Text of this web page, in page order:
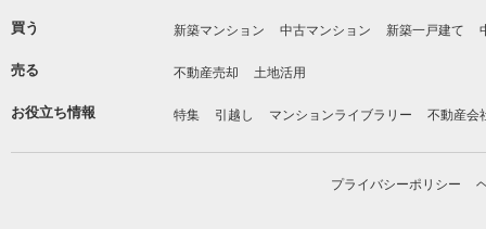
買う 新築マンション 中古マンション 新築一戸建て
売る 不動産売却 土地活用
お役立ち情報 特集 引越し マンションライブラリー 不動産会
プライバシーポリシー